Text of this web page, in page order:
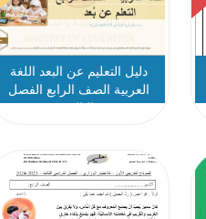
دليل التعليم عن البعد اللغة
العربية الصف الرابع الفصل
الثالث